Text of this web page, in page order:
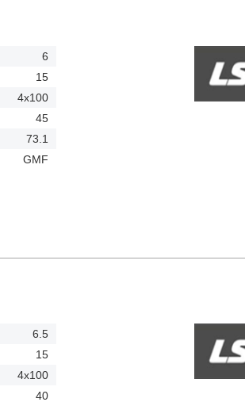
6
15
4x100
45
73.1
GMF
6.5
15
4x100
40